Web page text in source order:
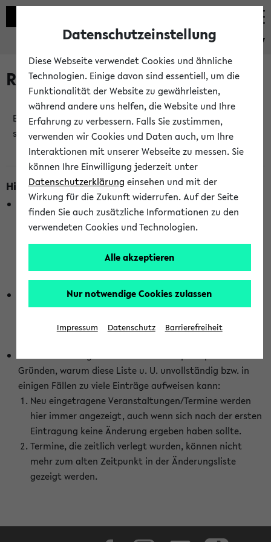
eKVV
Raumänderungen
Es wurden keine Raumänderungen an jetzt
stattfindenden Veranstaltungen gefunden!
Hinweise zur Liste der Raumänderungen
In dieser Liste werden nur Veranstaltungstermine
berücksichtigt, die gerade oder innerhalb der nächsten 2
Stunden stattfinden. Berücksichtigt werden nur Termine,
wurden. Die Anzeige ist semesterübergreifend und nicht
abhängig vom im eKVV gewählten Semester.
Die hier gezeigte Liste von Raumänderungen kann nur
vollständig sein, wenn den Fakultäten von den Lehrenden
die Änderungen zeitnah mitgeteilt und diese Änderungen
Gründen, warum diese Liste u. U. unvollständig bzw. in
einigen Fällen zu viele Einträge aufweisen kann:
Neu eingetragene Veranstaltungen/Termine werden
hier immer angezeigt, auch wenn sich nach der ersten
Eintragung keine Änderung ergeben haben sollte.
Termine, die zeitlich verlegt wurden, können nicht
mehr zum alten Zeitpunkt in der Änderungsliste
gezeigt werden.
Datenschutzeinstellung
Diese Webseite verwendet Cookies und ähnliche
Technologien. Einige davon sind essentiell, um die
Funktionalität der Website zu gewährleisten,
während andere uns helfen, die Website und Ihre
Erfahrung zu verbessern. Falls Sie zustimmen,
verwenden wir Cookies und Daten auch, um Ihre
Interaktionen mit unserer Webseite zu messen. Sie
können Ihre Einwilligung jederzeit unter
Datenschutzerklärung einsehen und mit der
Wirkung für die Zukunft widerrufen. Auf der Seite
finden Sie auch zusätzliche Informationen zu den
verwendeten Cookies und Technologien.
Alle akzeptieren
Nur notwendige Cookies zulassen
Impressum Datenschutz Barrierefreiheit